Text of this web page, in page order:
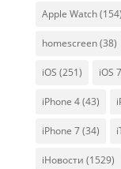
Apple Watch(154)
homescreen(38)
iOS (251) iOS 7
iPhone 4(43)
iPhone 7(34)
iНовости (1529)